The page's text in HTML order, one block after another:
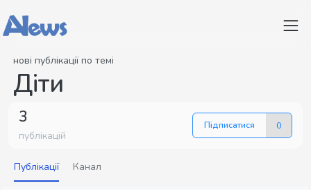
нові публікації по темі
Діти
3
публікацій
Підписатися 0
Публікації Канал